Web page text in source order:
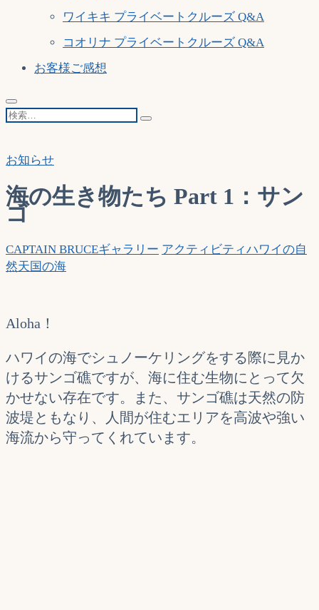
ワイキキ プライベートクルーズ Q&A
コオリナ プライベートクルーズ Q&A
お客様ご感想
検
お知らせ
海の生き物たち Part 1：サン
ゴ
CAPTAIN BRUCEギャラリー アクティビティハワイの自
然天国の海
Aloha！
ハワイの海でシュノーケリングをする際に見か
けるサンゴ礁ですが、海に住む生物にとって欠
かせない存在です。また、サンゴ礁は天然の防
波堤ともなり、人間が住むエリアを高波や強い
海流から守ってくれています。